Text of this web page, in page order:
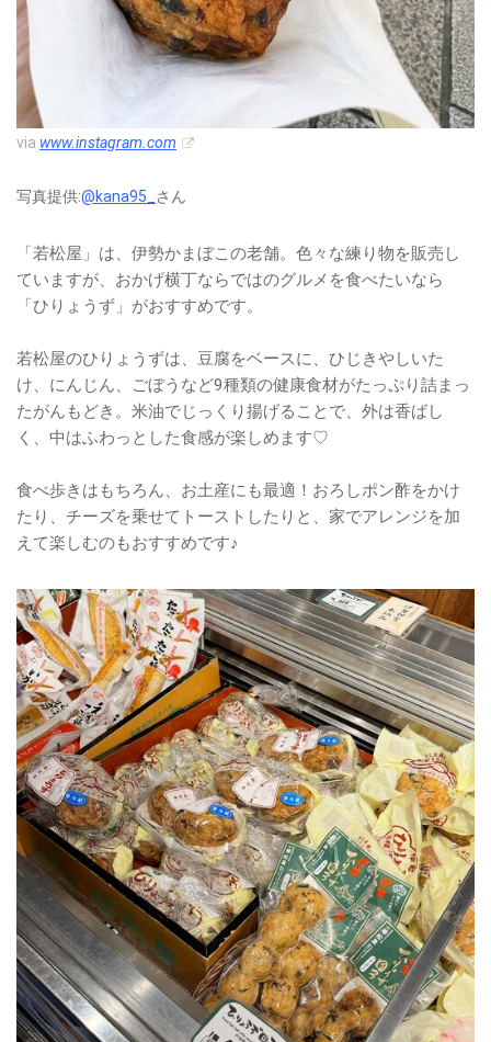
via www.instagram.com
写真提供:@kana95_ さん
「若松屋」は、伊勢かまぼこの老舗。色々な練り物を販売し
ていますが、おかげ横丁ならではのグルメを食べたいなら
「ひりょうず」がおすすめです。
若松屋のひりょうずは、豆腐をベースに、ひじきやしいた
け、にんじん、ごぼうなど9種類の健康食材がたっぷり詰まっ
たがんもどき。米油でじっくり揚げることで、外は香ばし
く、中はふわっとした食感が楽しめます♡
食べ歩きはもちろん、お土産にも最適！おろしポン酢をかけ
たり、チーズを乗せてトーストしたりと、家でアレンジを加
えて楽しむのもおすすめです♪